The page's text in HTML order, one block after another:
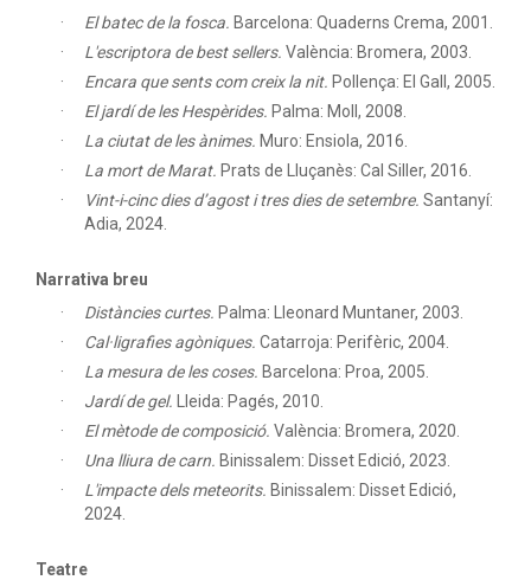
El batec de la fosca. Barcelona: Quaderns Crema, 2001.
L'escriptora de best sellers. València: Bromera, 2003.
Encara que sents com creix la nit. Pollença: El Gall, 2005.
El jardí de les Hespèrides. Palma: Moll, 2008.
La ciutat de les ànimes. Muro: Ensiola, 2016.
La mort de Marat. Prats de Lluçanès: Cal Siller, 2016.
Vint-i-cinc dies d’agost i tres dies de setembre. Santanyí:
Adia, 2024.
Narrativa breu
Distàncies curtes. Palma: Lleonard Muntaner, 2003.
Cal·ligrafies agòniques. Catarroja: Perifèric, 2004.
La mesura de les coses. Barcelona: Proa, 2005.
Jardí de gel.
Lleida: Pagés, 2010.
El mètode de composició. València: Bromera, 2020.
Una lliura de carn. Binissalem: Disset Edició, 2023.
L'impacte dels meteorits. Binissalem: Disset Edició,
2024.
Teatre